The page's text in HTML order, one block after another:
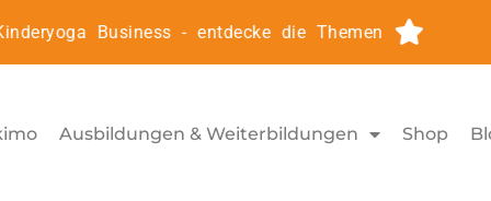
Business - entdecke die Themen
Ausbildungen & Weiterbildungen Shop